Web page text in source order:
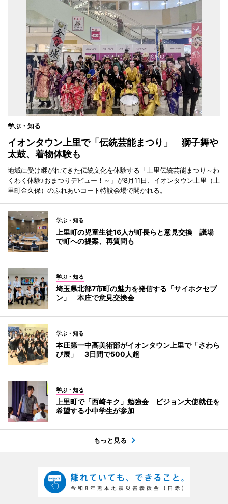
学ぶ・知る
イオンタウン上里で「伝統芸能まつり」 獅子舞や
太鼓、着物体験も
地域に受け継がれてきた伝統文化を体験する「上里伝統芸能まつり～わ
くわく体験♪おまつりデビュー！～」が8月11日、イオンタウン上里（上
里町金久保）のふれあいコート特設会場で開かれる。
学ぶ・知る
上里町の児童生徒16人が町長らと意見交換 議場
で町への提案、再質問も
学ぶ・知る
埼玉県北部7市町の魅力を発信する「サイホクセブ
ン」 本庄で意見交換会
学ぶ・知る
本庄第一中高美術部がイオンタウン上里で「さわら
び展」 3日間で500人超
学ぶ・知る
上里町で「西崎キク」勉強会 ビジョン大使就任を
希望する小中学生が参加
もっと見る